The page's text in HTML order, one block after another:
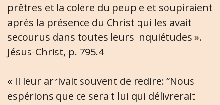
prêtres et la colère du peuple et soupiraient
après la présence du Christ qui les avait
secourus dans toutes leurs inquiétudes ».
Jésus-Christ, p. 795.4
« Il leur arrivait souvent de redire: “Nous
espérions que ce serait lui qui délivrerait